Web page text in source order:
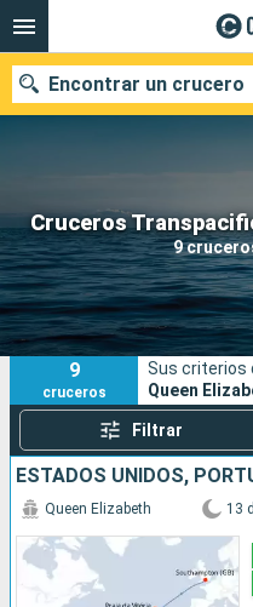
Cruceros
9
Encontrar un crucero
Nuestros destinos
Fecha de salida
Puertos
9
cruceros
Sus criterios
Queen
Filtrar
Queen Elizabeth 13 d